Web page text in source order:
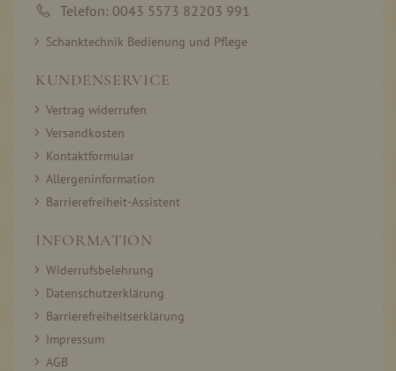
Telefon: 0043 5573 82203 991
Schanktechnik Bedienung und Pflege
KUNDENSERVICE
Vertrag widerrufen
Versandkosten
Kontaktformular
Allergeninformation
Barrierefreiheit-Assistent
INFORMATION
Widerrufsbelehrung
Datenschutzerklärung
Barrierefreiheitserklärung
Impressum
AGB